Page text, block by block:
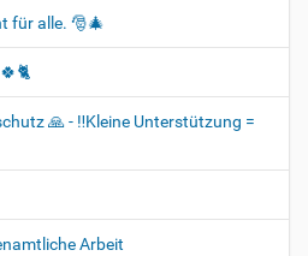
für alle. 🎅🎄
🙏 - ‼️Kleine Unterstützung =
Arbeit